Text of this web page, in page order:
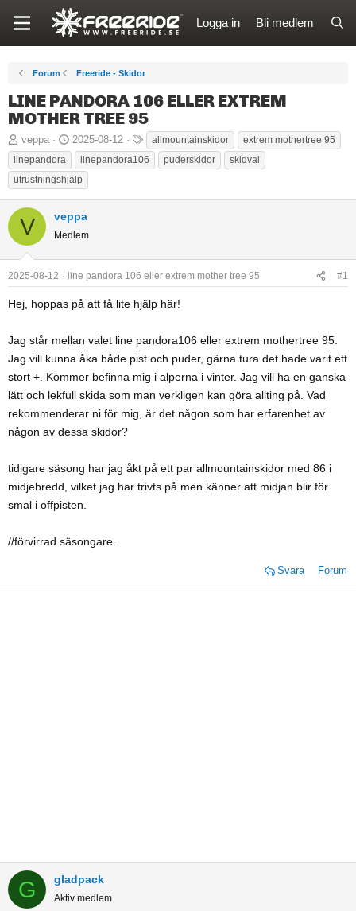
Logga in Bli medlem
Forum Freeride - Skidor
LINE PANDORA 106 ELLER EXTREM
MOTHER TREE 95
T
r
å
d
s
t
a
r
t
r
veppa
S
a
r
d
t
u
m
2025-08-12
a
allmountainskidor
extrem mothertree 95
linepandora
linepandora106 puderskidor
skidval
utrustningshjälp
V veppa
Medlem
2025-08-12 line pandora 106 eller extrem mother tree 95 #1
Hej, hoppas på att få lite hjälp här!
Jag står mellan valet line pandora106 eller extrem mothertree 95.
Jag vill kunna åka både pist och puder, gärna tura det hade varit ett
stort +. Kommer befinna mig i alperna i vinter. Jag vill ha en ganska
lätt och lekfull skida som man verkligen kan göra allting på. Vad
rekommenderar ni för mig, är det någon som har erfarenhet av
någon av dessa skidor?
tidigare säsong har jag åkt på ett par allmountainskidor med 86 i
midjebredd, vilket jag har trivts på men känner att midjan blir för
smal i offpisten.
//förvirrad säsongare.
Svara Forum
G gladpack
Aktiv medlem